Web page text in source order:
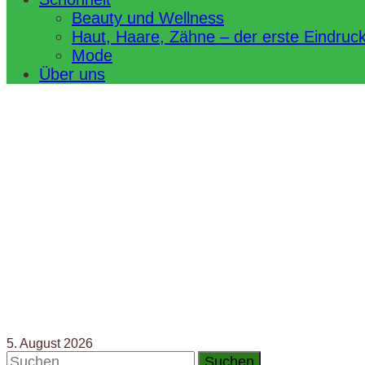
Beauty und Wellness
Haut, Haare, Zähne – der erste
Mode
Über uns
5. August 2026
Suchen